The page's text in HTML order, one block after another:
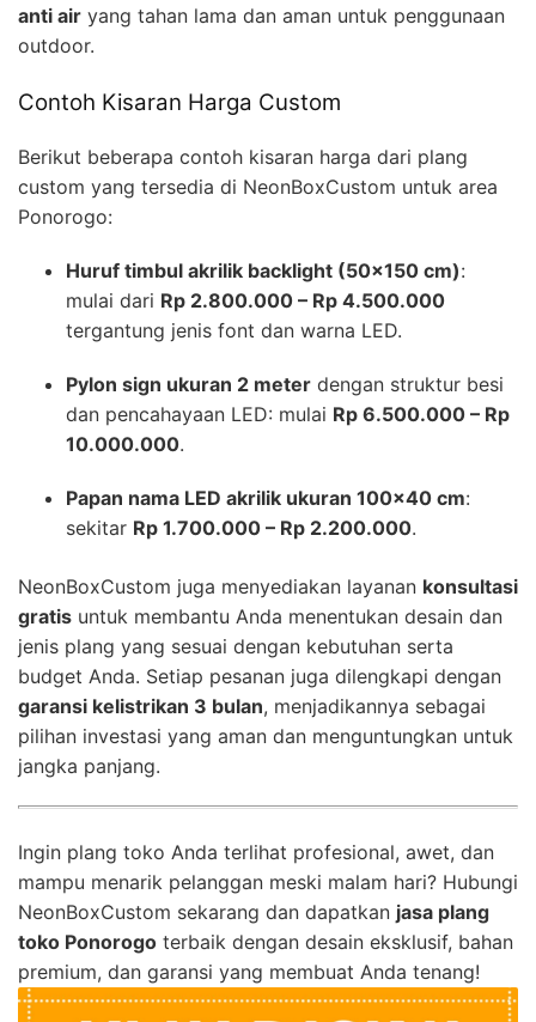
anti air yang tahan lama dan aman untuk penggunaan
outdoor.
Contoh Kisaran Harga Custom
Berikut beberapa contoh kisaran harga dari plang
custom yang tersedia di NeonBoxCustom untuk area
Ponorogo:
Huruf timbul akrilik backlight (50×150 cm):
mulai dari Rp 2.800.000 – Rp 4.500.000
tergantung jenis font dan warna LED.
Pylon sign ukuran 2 meter dengan struktur besi
dan pencahayaan LED: mulai Rp 6.500.000 – Rp
10.000.000.
Papan nama LED akrilik ukuran 100×40 cm:
sekitar Rp 1.700.000 – Rp 2.200.000.
NeonBoxCustom juga menyediakan layanan konsultasi
gratis untuk membantu Anda menentukan desain dan
jenis plang yang sesuai dengan kebutuhan serta
budget Anda. Setiap pesanan juga dilengkapi dengan
garansi kelistrikan 3 bulan, menjadikannya sebagai
pilihan investasi yang aman dan menguntungkan untuk
jangka panjang.
Ingin plang toko Anda terlihat profesional, awet, dan
mampu menarik pelanggan meski malam hari? Hubungi
NeonBoxCustom sekarang dan dapatkan jasa plang
toko Ponorogo terbaik dengan desain eksklusif, bahan
premium, dan garansi yang membuat Anda tenang!